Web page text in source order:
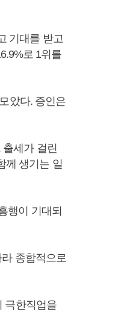
기대를 받고
로 1위를
았다. 증인은
세가 걸린
께 생기는 일
행이 기대되
종합적으로
극한직업을